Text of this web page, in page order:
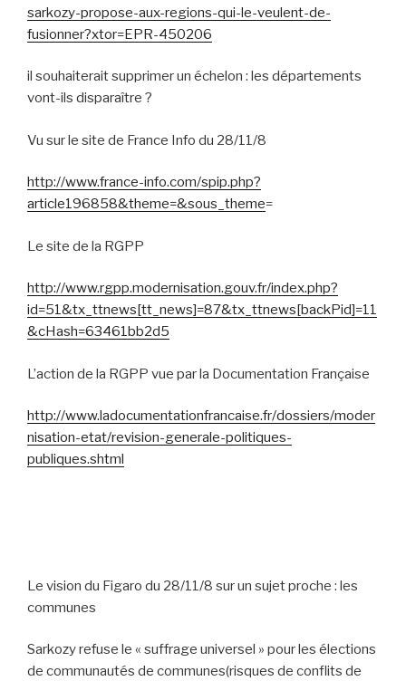
sarkozy-propose-aux-regions-qui-le-veulent-de-
fusionner?xtor=EPR-450206
il souhaiterait supprimer un échelon : les départements
vont-ils disparaître ?
Vu sur le site de France Info du 28/11/8
http://www.france-info.com/spip.php?
article196858&theme=&sous_theme=
Le site de la RGPP
http://www.rgpp.modernisation.gouv.fr/index.php?
id=51&tx_ttnews[tt_news]=87&tx_ttnews[backPid]=11
&cHash=63461bb2d5
L’action de la RGPP vue par la Documentation Française
http://www.ladocumentationfrancaise.fr/dossiers/moder
nisation-etat/revision-generale-politiques-
publiques.shtml
Le vision du Figaro du 28/11/8 sur un sujet proche : les
communes
Sarkozy refuse le « suffrage universel » pour les élections
de communautés de communes(risques de conflits de